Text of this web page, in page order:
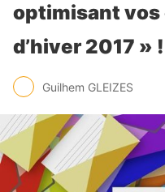
optimisant vos
d’hiver 2017 » !
Guilhem GLEIZES